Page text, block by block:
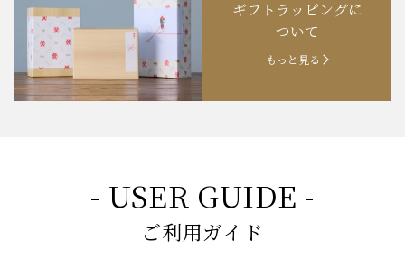
お知らせ 202４.09.18 【秋の味覚祭】食欲の秋！
ギフトラッピングに
ついて
もっと見る
- USER GUIDE -
ご利用ガイド